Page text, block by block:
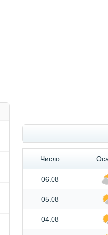
Число
06.08
05.08
04.08